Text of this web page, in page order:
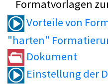
Formatvorlagen
Vorteile von
"harten"
Dokument
Einstellung der